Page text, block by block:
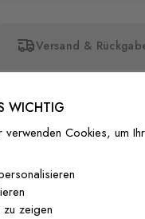
Versand &
WICHTIG
verwenden Cookies, um
zeigen